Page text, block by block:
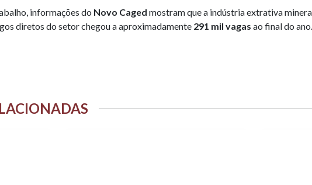
informações do Novo Caged mostram que a indústria extrativa
diretos do setor chegou a aproximadamente 291 mil vagas ao final do ano.